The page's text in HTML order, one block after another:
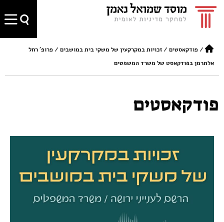
/ פודקאסטים /זכויות במקרקעין של משקי בית במושבים / פרופ' רחל
אלתרמן בפודקאסט של משרד המשפטים
פודקאסטים